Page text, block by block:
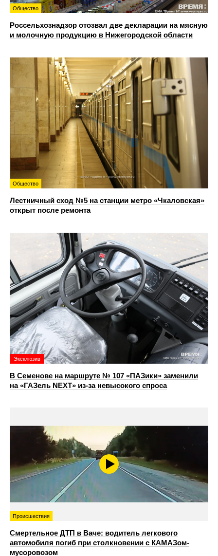
Общество
Россельхознадзор отозвал две декларации на мясную
и молочную продукцию в Нижегородской области
Общество
Лестничный сход №5 на станции метро «Чкаловская»
открыт после ремонта
Эксклюзив
В Семенове на маршруте № 107 «ПАЗики» заменили
на «ГАЗель NEXT» из‑за невысокого спроса
Происшествия
Смертельное ДТП в Ваче: водитель легкового
автомобиля погиб при столкновении с КАМАЗом-
мусоровозом